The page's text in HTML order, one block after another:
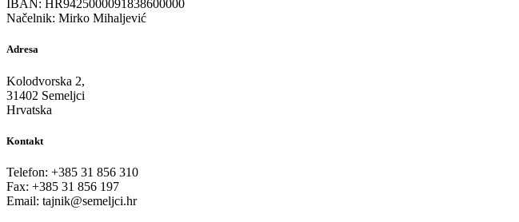
IBAN: HR9425000091838600000
Načelnik: Mirko Mihaljević
Adresa
Kolodvorska 2,
31402 Semeljci
Hrvatska
Kontakt
Telefon: +385 31 856 310
Fax: +385 31 856 197
Email: tajnik@semeljci.hr